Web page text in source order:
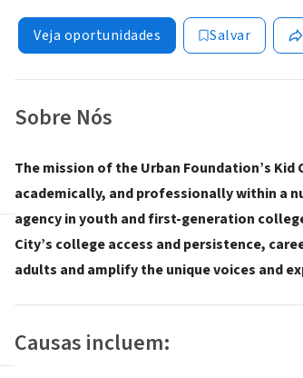
Veja oportunidades Salvar
Sobre Nós
The mission of the Urban Foundation’s
academically, and professionally within a
agency in youth and first-generation
City’s college access and persistence,
adults and amplify the unique voices and
Causas incluem: